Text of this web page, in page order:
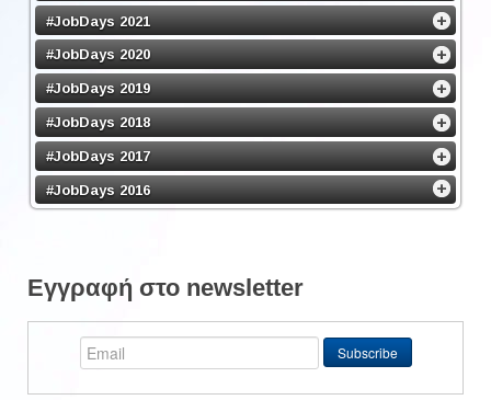
#JobDays 2021
#JobDays 2020
#JobDays 2019
#JobDays 2018
#JobDays 2017
#JobDays 2016
Εγγραφή στο newsletter